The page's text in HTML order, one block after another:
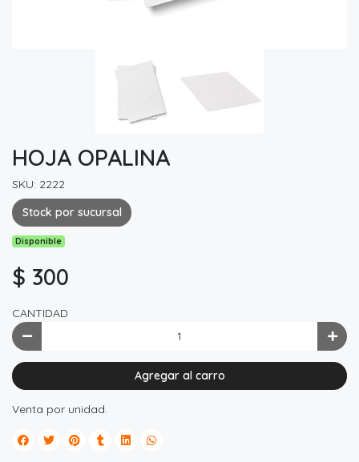
HOJA OPALINA
SKU: 2222
Stock por sucursal
Disponible
$ 300
CANTIDAD
Agregar al carro
Venta por unidad.